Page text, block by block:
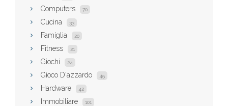
Computers 70
Cucina 33
Famiglia 20
Fitness 21
Giochi 24
Gioco D'azzardo 45
Hardware 42
Immobiliare 101